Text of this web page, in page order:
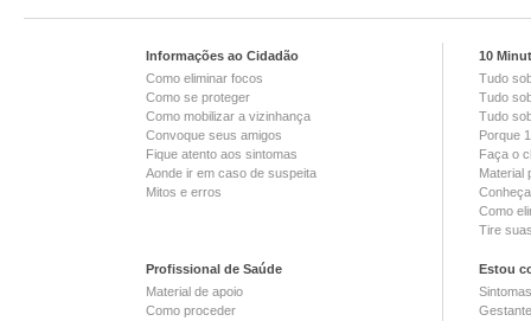
Informações ao Cidadão
Como eliminar focos
Como se proteger
Como mobilizar a vizinhança
Convoque seus amigos
Fique atento aos sintomas
Aonde ir em caso de suspeita
Mitos e erros
Profissional de Saúde
Material de apoio
Como proceder
10
Tudo
Tudo
Tudo
Porque
Faça o
Material
Como
Tire
Estou
Sintomas